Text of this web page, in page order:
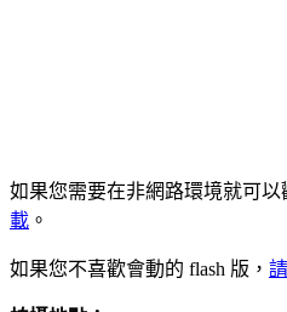
如果您需要在非網路環境就可
載 。
如果您不喜歡會動的 flash 版，